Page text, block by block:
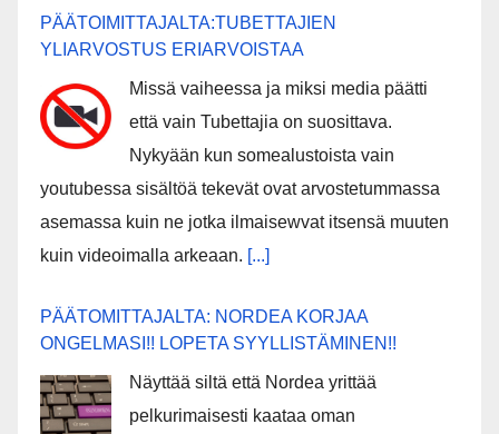
PÄÄTOIMITTAJALTA:TUBETTAJIEN
YLIARVOSTUS ERIARVOISTAA
Missä vaiheessa ja miksi media päätti
että vain Tubettajia on suosittava.
Nykyään kun somealustoista vain
youtubessa sisältöä tekevät ovat arvostetummassa
asemassa kuin ne jotka ilmaisewvat itsensä muuten
kuin videoimalla arkeaan. [...]
PÄÄTOMITTAJALTA: NORDEA KORJAA
ONGELMASI!! LOPETA SYYLLISTÄMINEN!!
Näyttää siltä että Nordea yrittää
pelkurimaisesti kaataa oman